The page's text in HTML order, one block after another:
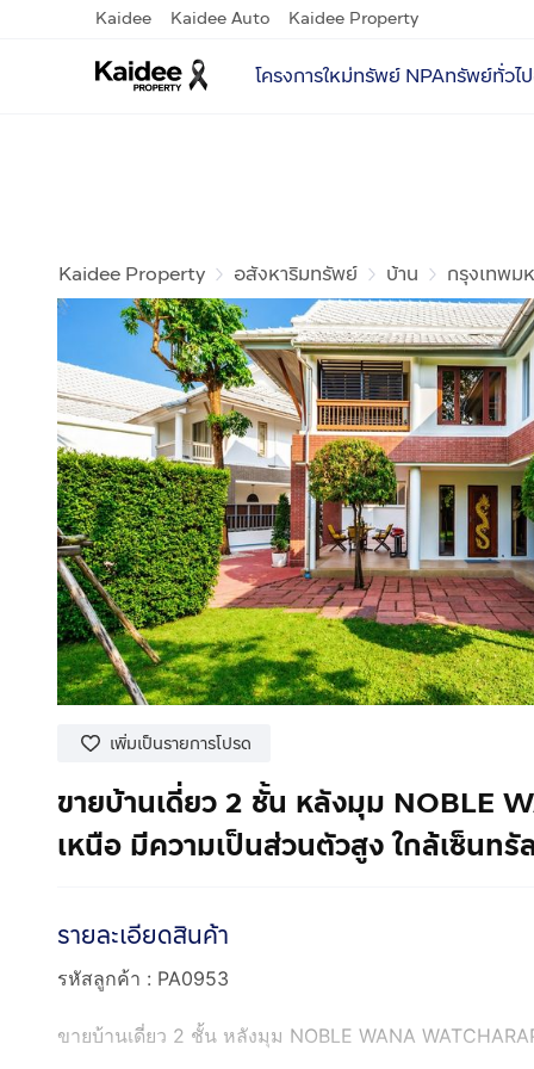
Kaidee Kaidee Auto Kaidee Property
โครงการใหม่ทรัพย์ NPAทรัพย์ทั่วไป
Kaidee Property อสังหาริมทรัพย์ บ้าน กรุงเทพม
เพิ่มเป็นรายการโปรด
ขายบ้านเดี่ยว 2 ชั้น หลังมุม NOBLE
เหนือ มีความเป็นส่วนตัวสูง ใกล้เซ็นทรั
รายละเอียดสินค้า
รหัสลูกค้า : PA0953
ขายบ้านเดี่ยว 2 ชั้น หลังมุม NOBLE WANA